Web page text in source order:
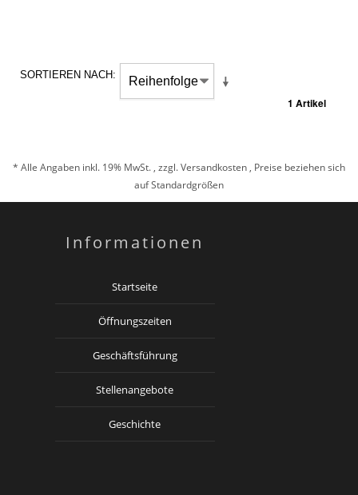
SORTIEREN NACH
1 Artikel
* Alle Angaben inkl. 19% MwSt. , zzgl.Versandkosten , Preise beziehen sich
auf Standardgrößen
Informationen
Startseite
Öffnungszeiten
Geschäftsführung
Stellenangebote
Geschichte